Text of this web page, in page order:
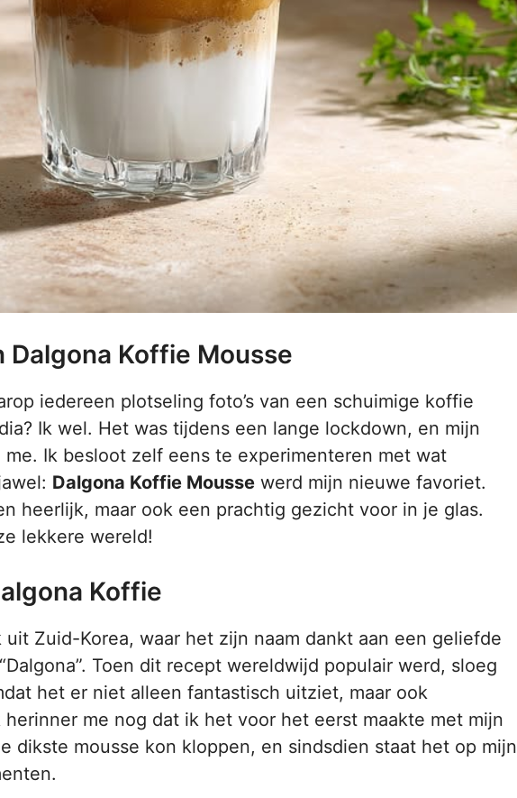
Koffie Mousse
iedereen plotseling foto’s van een schuimige koffie
Ik wel. Het was tijdens een lange lockdown, en mijn
Ik besloot zelf eens te experimenteren met wat
Dalgona Koffie Mousse werd mijn nieuwe favoriet.
heerlijk, maar ook een prachtig gezicht voor in je glas.
lekkere wereld!
Koffie
Zuid-Korea, waar het zijn naam dankt aan een geliefde
Toen dit recept wereldwijd populair werd, sloeg
het er niet alleen fantastisch uitziet, maar ook
me nog dat ik het voor het eerst maakte met mijn
dikste mousse kon kloppen, en sindsdien staat het op mijn